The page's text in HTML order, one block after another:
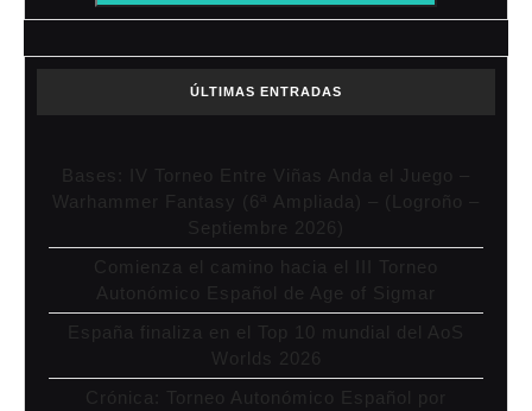
ÚLTIMAS ENTRADAS
Bases: IV Torneo Entre Viñas Anda el Juego –
Warhammer Fantasy (6ª Ampliada) – (Logroño –
Septiembre 2026)
Comienza el camino hacia el III Torneo
Autonómico Español de Age of Sigmar
España finaliza en el Top 10 mundial del AoS
Worlds 2026
Crónica: Torneo Autonómico Español por